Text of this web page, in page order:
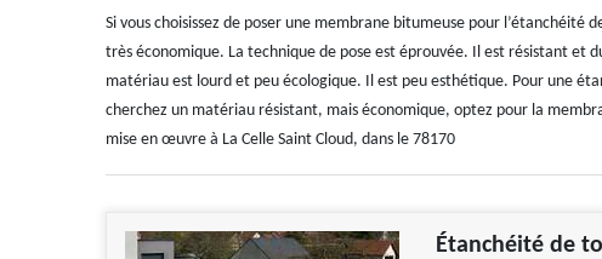
Si vous choisissez de poser une membrane bitumeuse pour
très économique. La technique de pose est éprouvée. Il est résistant et
matériau est lourd et peu écologique. Il est peu esthétique. Pour une
cherchez un matériau résistant, mais économique, optez pour la
mise en œuvre à La Celle Saint Cloud, dans le 78170
Étanchéité de